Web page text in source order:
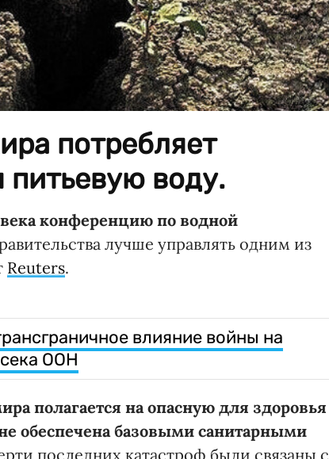
потребляет
питьевую воду.
конференцию по водной
лучше управлять одним из
Reuters.
влияние войны на
ООН
полагается на опасную для здоровья
обеспечена базовыми санитарными
последних катастроф были связаны с